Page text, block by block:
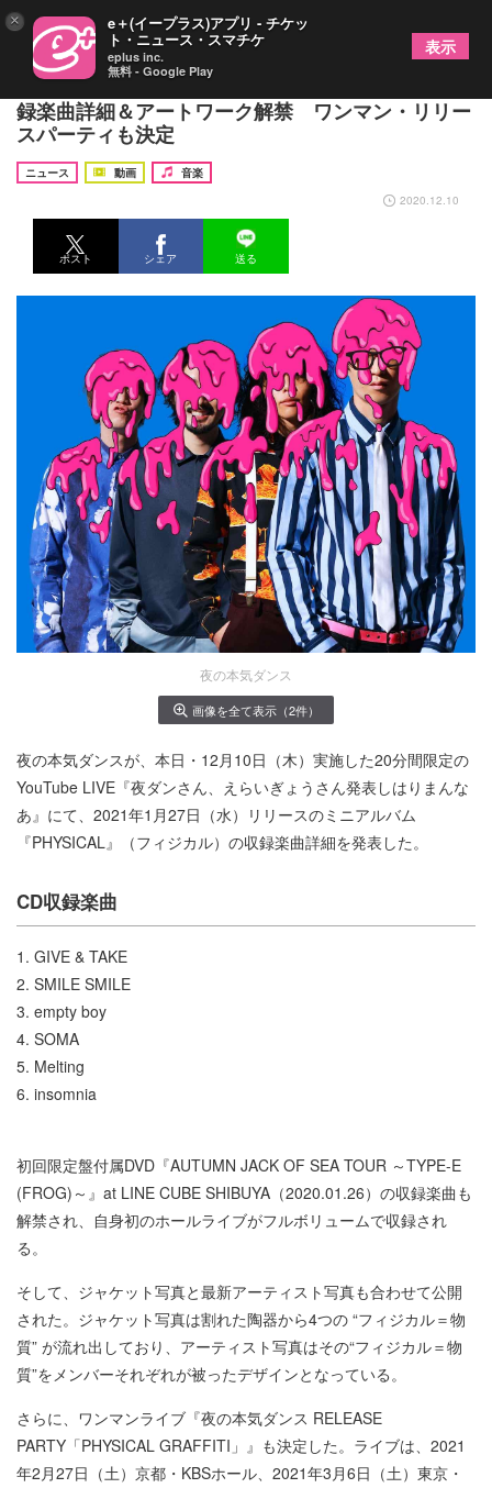
夜の本気ダンス、ミニアルバム『PHYSICAL』の収
録楽曲詳細＆アートワーク解禁 ワンマン・リリー
スパーティも決定
ニュース 動画
音楽
2020.12.10
ポスト シェア 送る
夜の本気ダンス
画像を全て表示（2件）
夜の本気ダンスが、本日・12月10日（木）実施した20分間限定の
YouTube LIVE『夜ダンさん、えらいぎょうさん発表しはりまんな
あ』にて、2021年1月27日（水）リリースのミニアルバム
『PHYSICAL』（フィジカル）の収録楽曲詳細を発表した。
CD収録楽曲
1. GIVE & TAKE
2. SMILE SMILE
3. empty boy
4. SOMA
5. Melting
6. insomnia
初回限定盤付属DVD『AUTUMN JACK OF SEA TOUR ～TYPE-E
(FROG)～』at LINE CUBE SHIBUYA（2020.01.26）の収録楽曲も
解禁され、自身初のホールライブがフルボリュームで収録され
る。
そして、ジャケット写真と最新アーティスト写真も合わせて公開
された。ジャケット写真は割れた陶器から4つの “フィジカル＝物
質” が流れ出しており、アーティスト写真はその“フィジカル＝物
質”をメンバーそれぞれが被ったデザインとなっている。
さらに、ワンマンライブ『夜の本気ダンス RELEASE
PARTY「PHYSICAL GRAFFITI」』も決定した。ライブは、2021
年2月27日（土）京都・KBSホール、2021年3月6日（土）東京・
× e＋(イープラス)アプリ - チケッ
ト・ニュース・スマチケ
eplus inc.
無料 - Google Play
表示